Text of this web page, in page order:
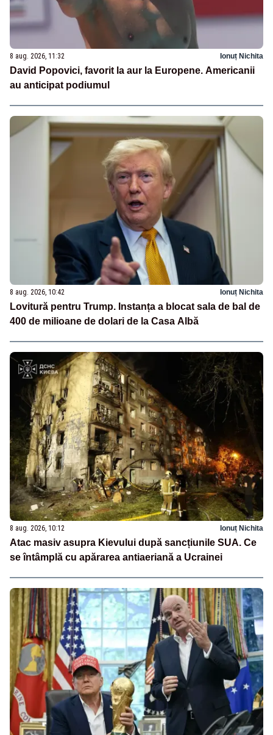
8 aug. 2026, 11:32 Ionuț Nichita
David Popovici, favorit la aur la Europene. Americanii
au anticipat podiumul
8 aug. 2026, 10:42 Ionuț Nichita
Lovitură pentru Trump. Instanța a blocat sala de bal de
400 de milioane de dolari de la Casa Albă
8 aug. 2026, 10:12 Ionuț Nichita
Atac masiv asupra Kievului după sancțiunile SUA. Ce
se întâmplă cu apărarea antiaeriană a Ucrainei